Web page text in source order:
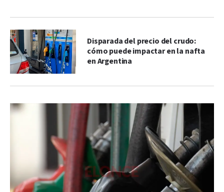
Disparada del precio del crudo:
cómo puede impactar en la nafta
en Argentina